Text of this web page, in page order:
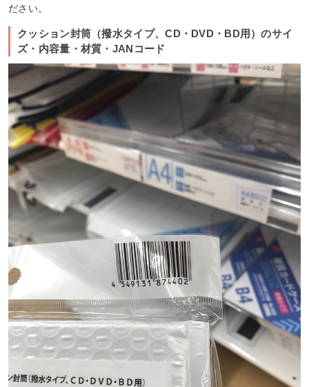
ださい。
クッション封筒（撥水タイプ、CD・DVD・BD用）のサイ
ズ・内容量・材質・JANコード